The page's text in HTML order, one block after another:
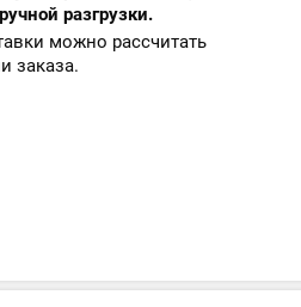
разгрузки.
можно рассчитать
заказа.